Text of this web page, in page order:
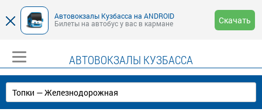
Автовокзалы Кузбасса на ANDROID
Билеты на автобус у вас в кармане
Скачать
АВТОВОКЗАЛЫ КУЗБАССА